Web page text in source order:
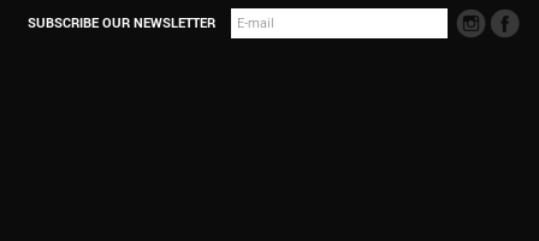
SUBSCRIBE OUR NEWSLETTER